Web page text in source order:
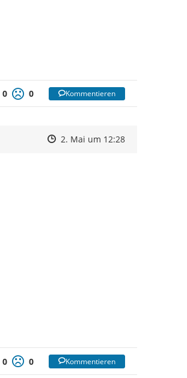
0 0 Kommentieren
Zeitpunkt des Erstellens
Zeitpunkt des Erstellens
2. Mai um 12:28Zur Äußerung
0 0 Kommentieren